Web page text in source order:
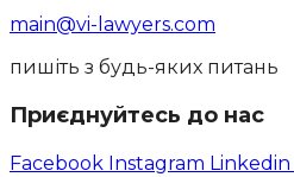
main@vi-lawyers.com
пишіть з будь-яких питань
Приєднуйтесь до нас
Facebook Instagram Linkedin